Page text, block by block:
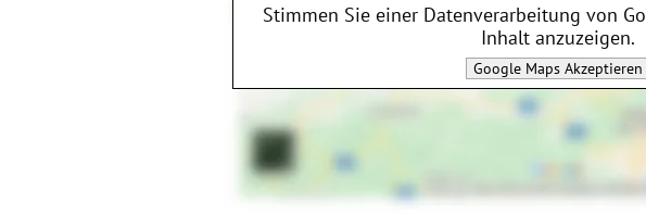
Stimmen Sie einer Datenverarbeitung von
Inhalt anzuzeigen.
Google MapsAkzeptieren